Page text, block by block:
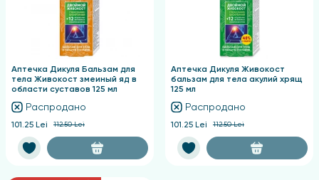
Аптечка Дикуля Бальзам для
тела Живокост змеиный яд в
области суставов 125 мл
Распродано
101.25 Lei 112.50 Lei
Аптечка Дикуля Живокост
бальзам для тела акулий хрящ
125 мл
Распродано
101.25 Lei 112.50 Lei